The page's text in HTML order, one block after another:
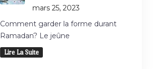
mars 25, 2023
Comment garder la forme durant
Ramadan? Le jeûne
Lire La Suite